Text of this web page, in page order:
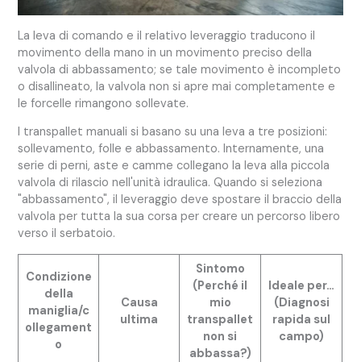
La leva di comando e il relativo leveraggio traducono il
movimento della mano in un movimento preciso della
valvola di abbassamento; se tale movimento è incompleto
o disallineato, la valvola non si apre mai completamente e
le forcelle rimangono sollevate.
I transpallet manuali si basano su una leva a tre posizioni:
sollevamento, folle e abbassamento. Internamente, una
serie di perni, aste e camme collegano la leva alla piccola
valvola di rilascio nell'unità idraulica. Quando si seleziona
"abbassamento", il leveraggio deve spostare il braccio della
valvola per tutta la sua corsa per creare un percorso libero
verso il serbatoio.
Condizione
della
maniglia/c
ollegament
o
Causa
ultima
Sintomo
(Perché il
mio
transpallet
non si
abbassa?)
Ideale per…
(Diagnosi
rapida sul
campo)